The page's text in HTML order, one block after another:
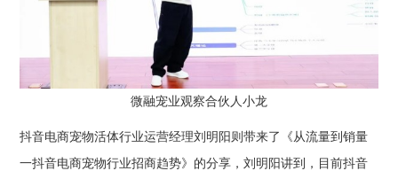
微融宠业观察合伙人小龙
抖音电商宠物活体行业运营经理刘明阳则带来了《从流量到销量
一抖音电商宠物行业招商趋势》的分享，刘明阳讲到，目前抖音